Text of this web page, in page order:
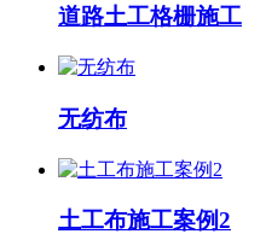
道路土工格栅施工
无纺布
土工布施工案例2